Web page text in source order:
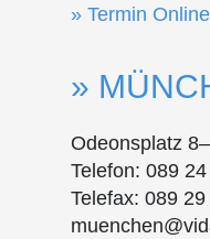
Termin
Odeonsplatz
Telefon: 089
Telefax: 089